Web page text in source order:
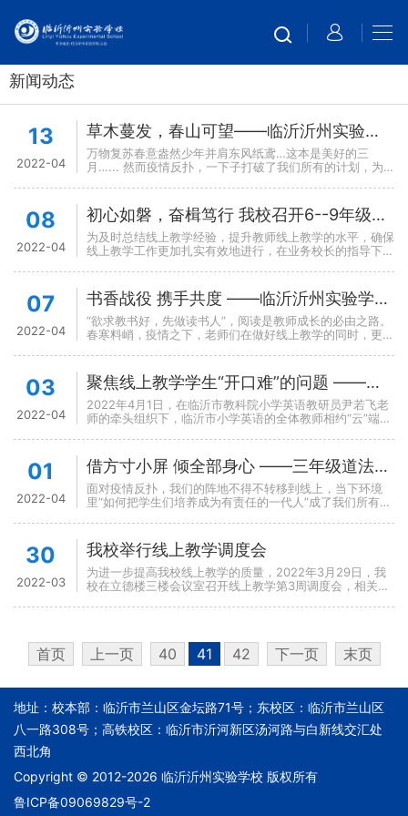
新闻动态
13
2022-04
草木蔓发，春山可望——临沂沂州实验学校东校区美术学科线上课程素描
万物复苏春意盎然少年并肩东风纸鸢…这本是美好的三
月…... 然而疫情反扑，一下子打破了我们所有的计划，为
08
2022-04
初心如磐，奋楫笃行 我校召开6--9年级线上教学交流研讨会
为及时总结线上教学经验，提升教师线上教学的水平，确保
线上教学工作更加扎实有效地进行，在业务校长的指导下，
07
2022-04
书香战役 携手共度 ——临沂沂州实验学校东校区开展线上读书分享活动
“欲求教书好，先做读书人”，阅读是教师成长的必由之路。
春寒料峭，疫情之下，老师们在做好线上教学的同时，更需
03
2022-04
聚焦线上教学学生“开口难”的问题 ——山东省小英教学线上教学研讨会学习心得
2022年4月1日，在临沂市教科院小学英语教研员尹若飞老
师的牵头组织下，临沂市小学英语的全体教师相约“云”端，
01
2022-04
借方寸小屏 倾全部身心 ——三年级道法课纪实
面对疫情反扑，我们的阵地不得不转移到线上，当下环境
里“如何把学生们培养成为有责任的一代人”成了我们所有道
30
2022-03
我校举行线上教学调度会
为进一步提高我校线上教学的质量，2022年3月29日，我
校在立德楼三楼会议室召开线上教学第3周调度会，相关中
首页 上一页 40 41 42 下一页 末页
地址：校本部：临沂市兰山区金坛路71号；东校区：临沂市兰山区
八一路308号；高铁校区：临沂市沂河新区汤河路与白新线交汇处
西北角
Copyright © 2012-2026 临沂沂州实验学校 版权所有
鲁ICP备09069829号-2